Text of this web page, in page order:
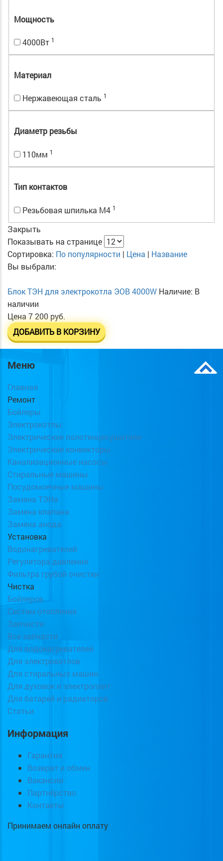
Мощность
4000Вт 1
Материал
Нержавеющая сталь 1
Диаметр резьбы
110мм 1
Тип контактов
Резьбовая шпилька М4 1
Закрыть
Показывать на странице
Сортировка: По популярности | Цена | Название
Вы выбрали:
Блок ТЭН для электрокотла ЭОВ 4000W Наличие: В
наличии
Цена7 200 руб.
ДОБАВИТЬ В КОРЗИНУ
Меню
Главная
Ремонт
Бойлеры
Электрокотлы
Электрические полотенцесушители
Электрические конвекторы
Канализационные насосы
Стиральные машины
Посудомоечные машины
Замена ТЭНа
Замена клапана
Замена анода
Установка
Водонагревателей
Регулятора давления
Фильтра грубой очистки
Чистка
Бойлеров
Систем отопления
Запчасти
Все запчасти
Для водонагревателей
Для электрокотлов
Для стиральных машин
Для духовок и электроплит
Для батарей и радиаторов
Статьи
Информация
Гарантия
Возврат и обмен
Вакансии
Партнёрство
Контакты
Принимаем онлайн оплату